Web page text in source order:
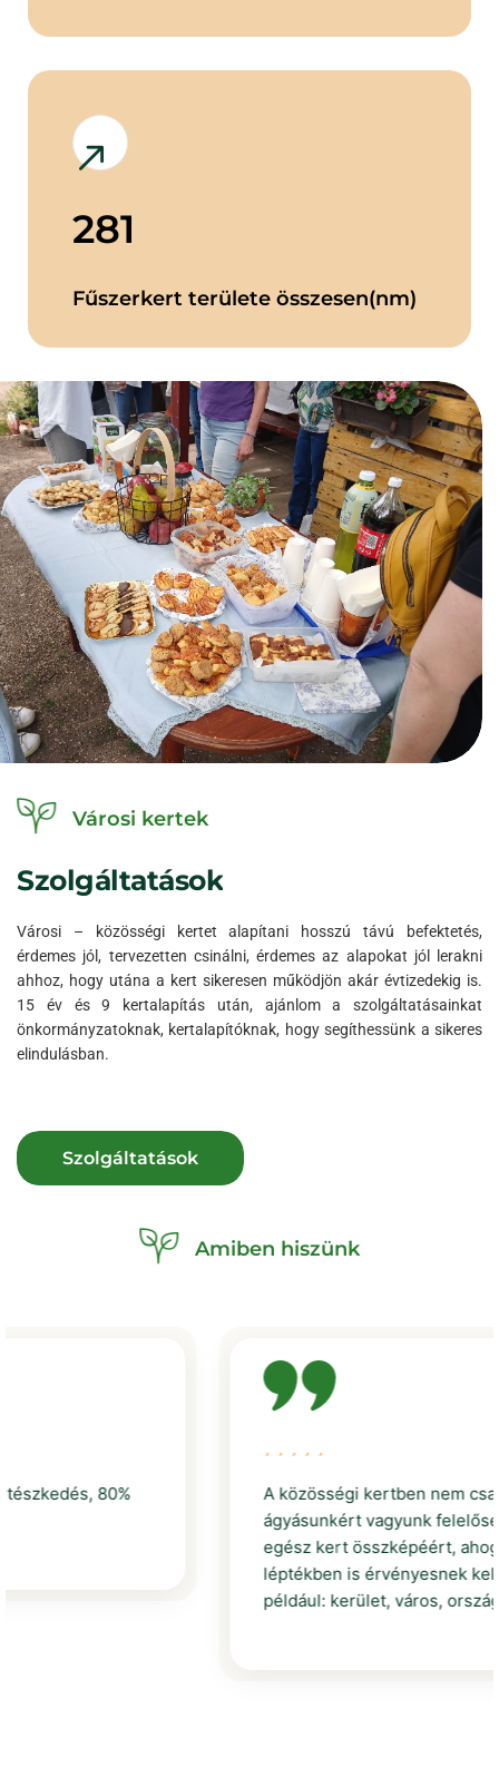
281
Fűszerkert területe összesen(nm)
Városi kertek
Szolgáltatások
Városi – közösségi kertet alapítani hosszú távú befektetés,
érdemes jól, tervezetten csinálni, érdemes az alapokat jól lerakni
ahhoz, hogy utána a kert sikeresen működjön akár évtizedekig is.
15 év és 9 kertalapítás után, ajánlom a szolgáltatásainkat
önkormányzatoknak, kertalapítóknak, hogy segíthessünk a sikeres
elindulásban.
Szolgáltatások
Amiben hiszünk
A közösségi kertben nem csak a saját
ágyásunkért vagyunk felelősek, hanem az
egész kert összképéért, ahogy ez nagyobb
léptékben is érvényesnek kellene lennie,
például: kerület, város, ország.